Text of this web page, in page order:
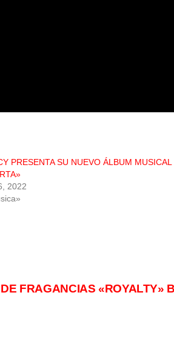
PRESENTA SU NUEVO ÁLBUM MUSICAL
2022
FRAGANCIAS «ROYALTY»